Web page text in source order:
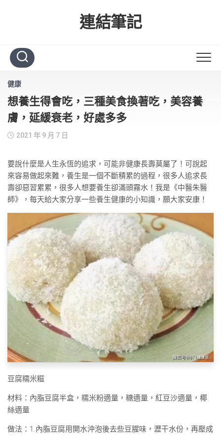
連結筆記
健康
想養生得會吃，三種美食換著吃，美容養
膚，延緩衰老，好處多多
2021 年 9 月 7 日
要說什麼是人生永恆的追求，可能非健康長壽莫屬了！可說起
來容易做起來難，養生是一個不斷積累的過程，很多人追求長
壽卻惡習累累，很多人想要養生卻滿頭霧水！我是《中醫朱醫
師》，每天給大家分享一些養生健康的小知識，願大家安康！
豆腐糯米糍
材料：內脂豆腐半盒，糯米粉適量，糖適量，紅豆沙適量，椰
絲適量
做法：1.內脂豆腐用開水沖泡後去些豆腥味，瀝干水份，再壓成